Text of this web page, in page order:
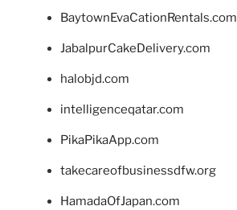
BaytownEvaCationRentals.com
JabalpurCakeDelivery.com
halobjd.com
intelligenceqatar.com
PikaPikaApp.com
takecareofbusinessdfw.org
HamadaOfJapan.com